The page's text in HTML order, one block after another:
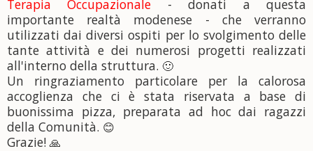
Terapia Occupazionale - donati a questa
importante realtà modenese - che verranno
utilizzati dai diversi ospiti per lo svolgimento delle
tante attività e dei numerosi progetti realizzati
all'interno della struttura. 🙂
Un ringraziamento particolare per la calorosa
accoglienza che ci è stata riservata a base di
buonissima pizza, preparata ad hoc dai ragazzi
della Comunità. 😊
Grazie! 🙏